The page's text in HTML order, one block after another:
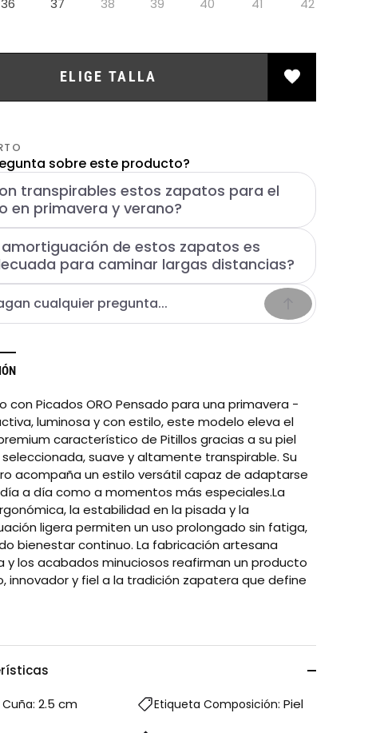
36 37 38 39 40 41 42
ELIGE TALLA
sobre este producto?
transpirables estos zapatos para el
en primavera y verano?
amortiguación de estos zapatos es
para caminar largas distancias?
con Picados ORO Pensado para una primavera -
luminosa y con estilo, este modelo eleva el
característico de Pitillos gracias a su piel
suave y altamente transpirable. Su
acompaña un estilo versátil capaz de adaptarse
a día como a momentos más especiales.La
la estabilidad en la pisada y la
ligera permiten un uso prolongado sin fatiga,
bienestar continuo. La fabricación artesana
y los acabados minuciosos reafirman un producto
innovador y fiel a la tradición zapatera que define
2.5 cm Etiqueta Composición: Piel